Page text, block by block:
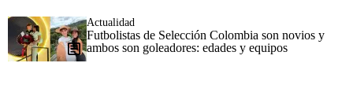
Actualidad
Futbolistas de Selección Colombia son novios y
ambos son goleadores: edades y equipos